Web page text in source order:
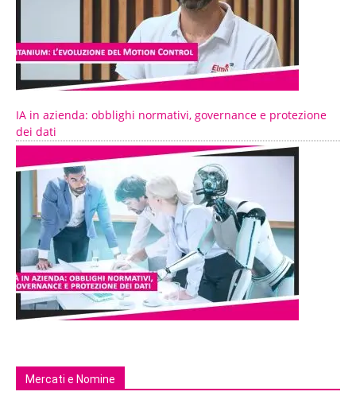
IA in azienda: obblighi normativi, governance e protezione
dei dati
Mercati e Nomine